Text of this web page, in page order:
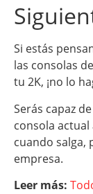
Si estás
las consolas
tu 2K, ¡no lo
Serás capaz
consola
cuando salga,
empresa.
Leer más: